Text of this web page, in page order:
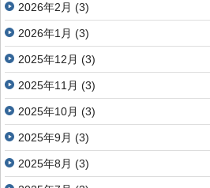
2026年2月 (3)
2026年1月 (3)
2025年12月 (3)
2025年11月 (3)
2025年10月 (3)
2025年9月 (3)
2025年8月 (3)